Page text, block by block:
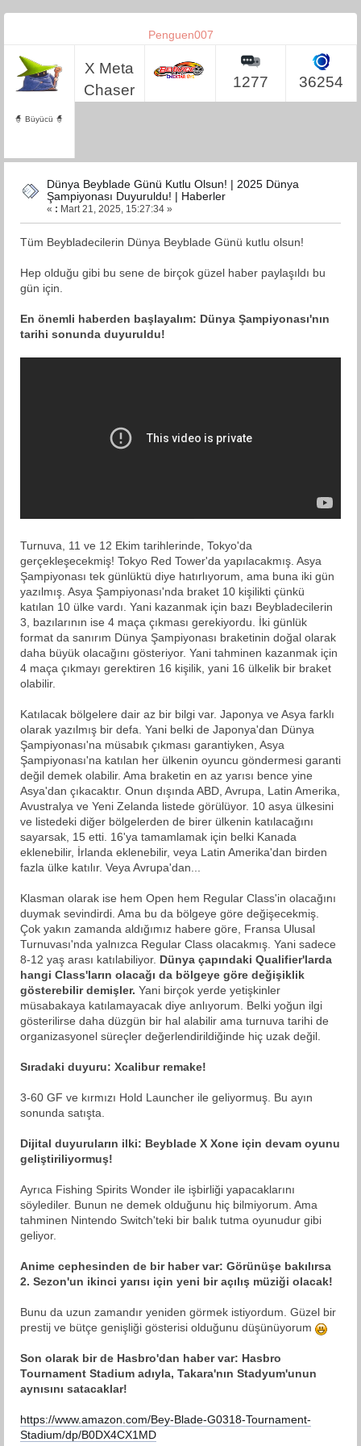
Penguen007
X Meta
Chaser
1277 36254
🧙 Büyücü 🧙
Dünya Beyblade Günü Kutlu Olsun! | 2025 Dünya
Şampiyonası Duyuruldu! | Haberler
« : Mart 21, 2025, 15:27:34 »
Tüm Beybladecilerin Dünya Beyblade Günü kutlu olsun!
Hep olduğu gibi bu sene de birçok güzel haber paylaşıldı bu
gün için.
En önemli haberden başlayalım: Dünya Şampiyonası'nın
tarihi sonunda duyuruldu!
Turnuva, 11 ve 12 Ekim tarihlerinde, Tokyo'da
gerçekleşecekmiş! Tokyo Red Tower'da yapılacakmış. Asya
Şampiyonası tek günlüktü diye hatırlıyorum, ama buna iki gün
yazılmış. Asya Şampiyonası'nda braket 10 kişilikti çünkü
katılan 10 ülke vardı. Yani kazanmak için bazı Beybladecilerin
3, bazılarının ise 4 maça çıkması gerekiyordu. İki günlük
format da sanırım Dünya Şampiyonası braketinin doğal olarak
daha büyük olacağını gösteriyor. Yani tahminen kazanmak için
4 maça çıkmayı gerektiren 16 kişilik, yani 16 ülkelik bir braket
olabilir.
Katılacak bölgelere dair az bir bilgi var. Japonya ve Asya farklı
olarak yazılmış bir defa. Yani belki de Japonya'dan Dünya
Şampiyonası'na müsabık çıkması garantiyken, Asya
Şampiyonası'na katılan her ülkenin oyuncu göndermesi garanti
değil demek olabilir. Ama braketin en az yarısı bence yine
Asya'dan çıkacaktır. Onun dışında ABD, Avrupa, Latin Amerika,
Avustralya ve Yeni Zelanda listede görülüyor. 10 asya ülkesini
ve listedeki diğer bölgelerden de birer ülkenin katılacağını
sayarsak, 15 etti. 16'ya tamamlamak için belki Kanada
eklenebilir, İrlanda eklenebilir, veya Latin Amerika'dan birden
fazla ülke katılır. Veya Avrupa'dan...
Klasman olarak ise hem Open hem Regular Class'in olacağını
duymak sevindirdi. Ama bu da bölgeye göre değişecekmiş.
Çok yakın zamanda aldığımız habere göre, Fransa Ulusal
Turnuvası'nda yalnızca Regular Class olacakmış. Yani sadece
8-12 yaş arası katılabiliyor. Dünya çapındaki Qualifier'larda
hangi Class'ların olacağı da bölgeye göre değişiklik
gösterebilir demişler. Yani birçok yerde yetişkinler
müsabakaya katılamayacak diye anlıyorum. Belki yoğun ilgi
gösterilirse daha düzgün bir hal alabilir ama turnuva tarihi de
organizasyonel süreçler değerlendirildiğinde hiç uzak değil.
Sıradaki duyuru: Xcalibur remake!
3-60 GF ve kırmızı Hold Launcher ile geliyormuş. Bu ayın
sonunda satışta.
Dijital duyuruların ilki: Beyblade X Xone için devam oyunu
geliştiriliyormuş!
Ayrıca Fishing Spirits Wonder ile işbirliği yapacaklarını
söylediler. Bunun ne demek olduğunu hiç bilmiyorum. Ama
tahminen Nintendo Switch'teki bir balık tutma oyunudur gibi
geliyor.
Anime cephesinden de bir haber var: Görünüşe bakılırsa
2. Sezon'un ikinci yarısı için yeni bir açılış müziği olacak!
Bunu da uzun zamandır yeniden görmek istiyordum. Güzel bir
prestij ve bütçe genişliği gösterisi olduğunu düşünüyorum
Son olarak bir de Hasbro'dan haber var: Hasbro
Tournament Stadium adıyla, Takara'nın Stadyum'unun
aynısını satacaklar!
https://www.amazon.com/Bey-Blade-G0318-Tournament-
Stadium/dp/B0DX4CX1MD